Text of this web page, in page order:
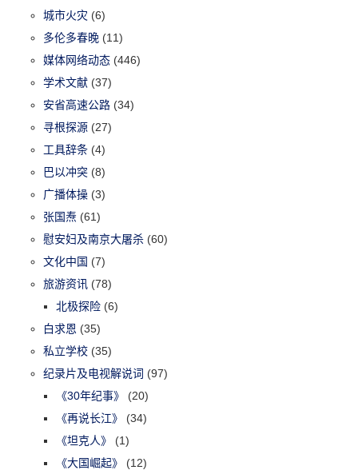
城市火灾 (6)
多伦多春晚 (11)
媒体网络动态 (446)
学术文献 (37)
安省高速公路 (34)
寻根探源 (27)
工具辞条 (4)
巴以冲突 (8)
广播体操 (3)
张国焘 (61)
慰安妇及南京大屠杀 (60)
文化中国 (7)
旅游资讯 (78)
北极探险 (6)
白求恩 (35)
私立学校 (35)
纪录片及电视解说词 (97)
《30年纪事》
(20)
《再说长江》
(34)
《坦克人》
(1)
《大国崛起》
(12)